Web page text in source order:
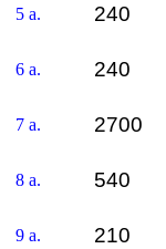
5 a. 240
6 a. 240
7 a. 2700
8 a. 540
9 a. 210